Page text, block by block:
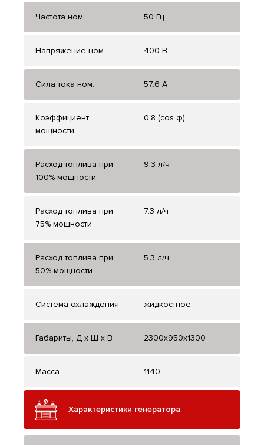
Частота ном. 50 Гц
Напряжение ном. 400 В
Сила тока ном. 57.6 А
Коэффициент
мощности
0.8 (cos φ)
Расход топлива при
100% мощности
9.3 л/ч
Расход топлива при
75% мощности
7.3 л/ч
Расход топлива при
50% мощности
5.3 л/ч
Система охлаждения жидкостное
Габариты, Д x Ш x В 2300x950x1300
Масса 1140
Характеристики генератора